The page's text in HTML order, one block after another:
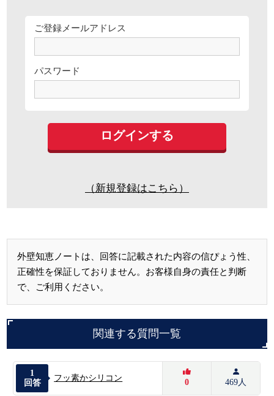
ご登録メールアドレス
パスワード
（新規登録はこちら）
外壁知恵ノートは、回答に記載された内容の信ぴょう性、
正確性を保証しておりません。お客様自身の責任と判断
で、ご利用ください。
関連する質問一覧
1
回答
フッ素かシリコン 0 469人